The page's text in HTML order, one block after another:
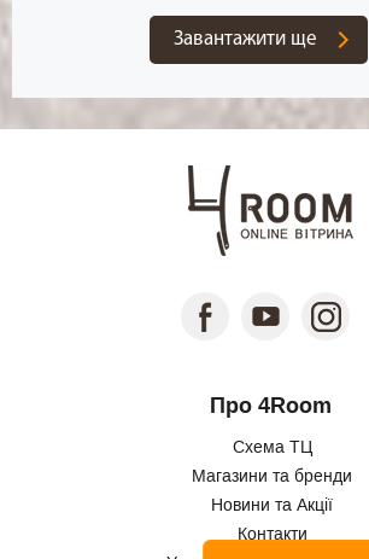
Завантажити ще
Про 4Room
Схема ТЦ
Магазини та бренди
Новини та Акції
Контакти